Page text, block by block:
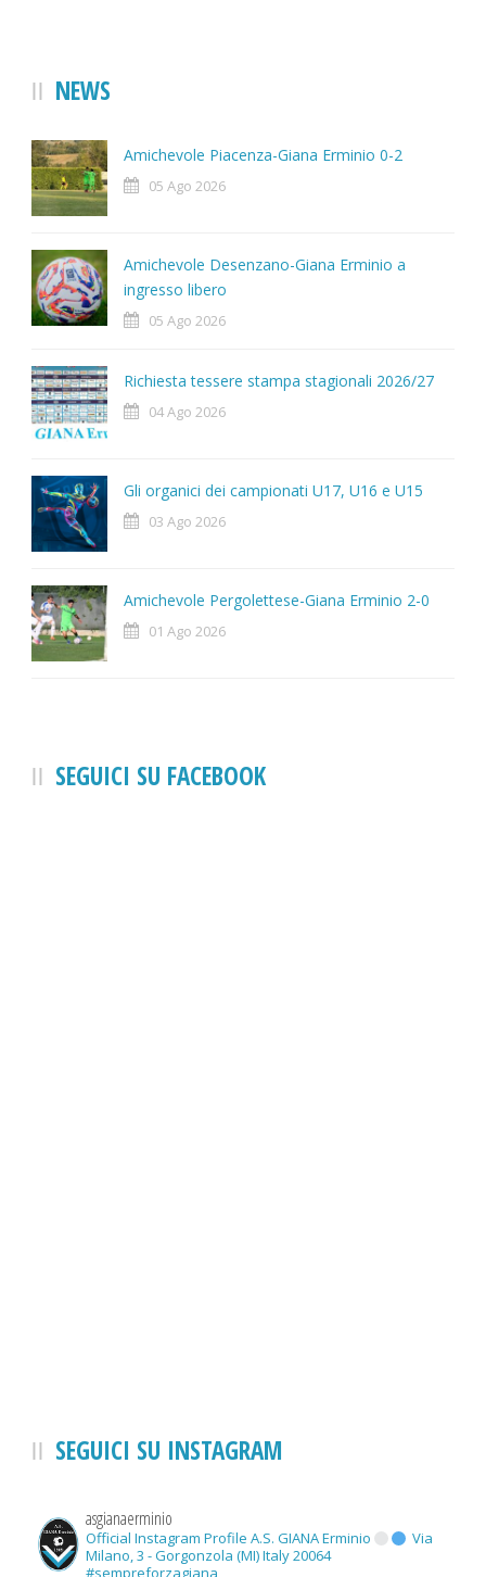
NEWS
Amichevole Piacenza-Giana Erminio 0-2
05 Ago 2026
Amichevole Desenzano-Giana Erminio a
ingresso libero
05 Ago 2026
Richiesta tessere stampa stagionali 2026/27
04 Ago 2026
Gli organici dei campionati U17, U16 e U15
03 Ago 2026
Amichevole Pergolettese-Giana Erminio 2-0
01 Ago 2026
SEGUICI SU FACEBOOK
SEGUICI SU INSTAGRAM
asgianaerminio
Official Instagram Profile A.S. GIANA Erminio
Via
Milano, 3 - Gorgonzola (MI) Italy 20064